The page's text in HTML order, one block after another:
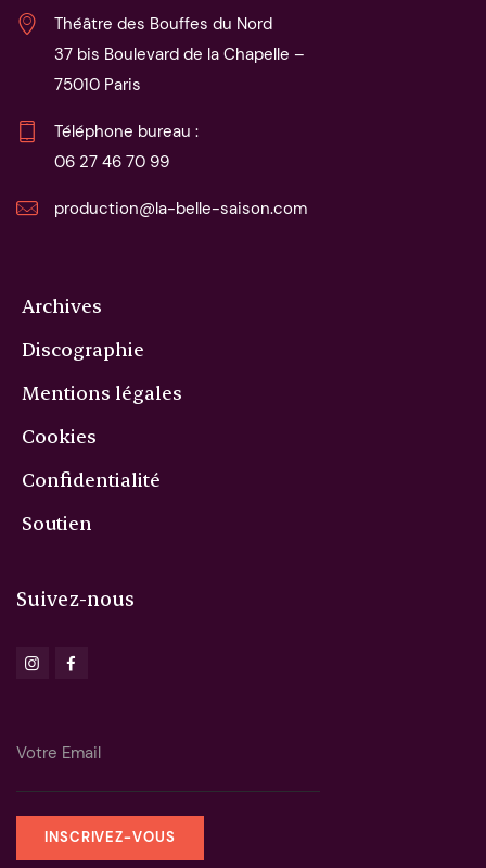
Théâtre des Bouffes du Nord
37 bis Boulevard de la Chapelle –
75010 Paris
06 27 46 70 99
production@la-belle-saison.com
Archives
Discographie
Mentions légales
Cookies
Confidentialité
Soutien
Suivez-nous